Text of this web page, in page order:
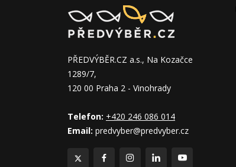
PŘEDVÝBĚR.CZ a.s., Na Kozačce
1289/7,
120 00 Praha 2 - Vinohrady
Telefon: +420 246 086 014
Email: predvyber@predvyber.cz